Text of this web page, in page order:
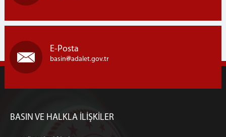
E-Posta
basin adalet.gov.tr
BASIN VE HALKLA İLİŞKİLER